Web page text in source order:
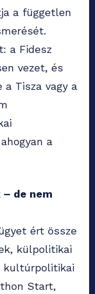
a független
a Fidesz
vezet, és
a Tisza vagy a
a
de nem
ért össze
külpolitikai
kultúrpolitikai
Start,